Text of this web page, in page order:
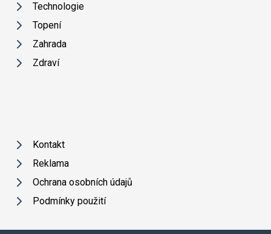
Technologie
Topení
Zahrada
Zdraví
Kontakt
Reklama
Ochrana osobních údajů
Podmínky použití